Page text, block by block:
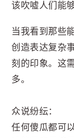
该吹嘘人们能
当我看到那些
创造表达复杂
刻的印象。这
多。
众说纷纭：
任何傻瓜都可